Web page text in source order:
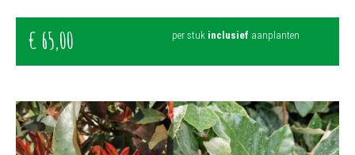
€ 65,00 per stuk inclusief aanplanten